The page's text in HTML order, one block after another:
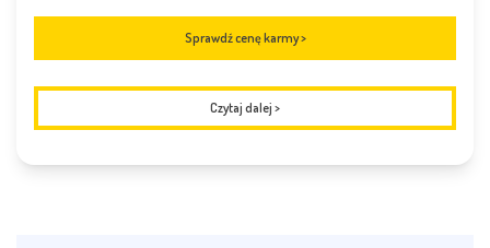
Sprawdź cenę karmy >
Czytaj dalej >